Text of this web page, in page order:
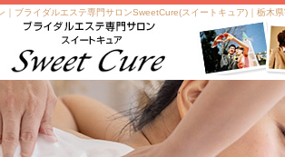
｜ブライダルエステ専門サロンSweetCure(スイートキュア)｜栃木